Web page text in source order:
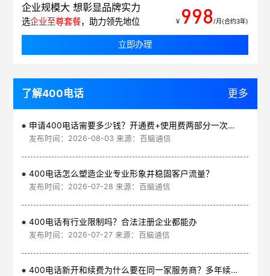
企业规模大 想彰显品牌实力
选企业至尊套餐，助力领先地位 ￥ 998/月(合约3年)
立即办理
了解400电话 更多
申请400电话需要多少钱？开通费+使用费两部分一次讲清
发布时间：2026-08-03 来源：百脑通信
400电话怎么塑造企业专业形象并稳固客户流量？
发布时间：2026-07-28 来源：百脑通信
400电话有行业限制吗？合法注册企业都能办
发布时间：2026-07-27 来源：百脑通信
400电话新开和续费为什么要在同一家服务商？多年续费更划算